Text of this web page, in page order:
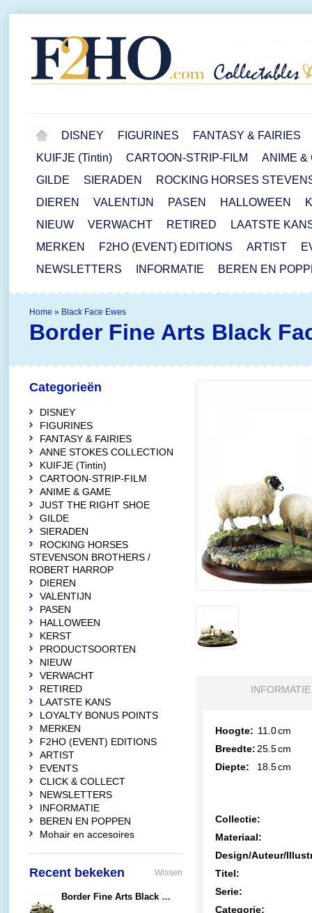
DISNEY FIGURINES
FANTASY & FAIRIES
KUIFJE (Tintin)
CARTOON-STRIP-FILM
ANIME &
GILDE
SIERADEN
ROCKING HORSES
DIEREN
VALENTIJN PASEN HALLOWEEN
NIEUW
VERWACHT RETIRED
LAATSTE
MERKEN
F2HO (EVENT) EDITIONS ARTIST
NEWSLETTERS
INFORMATIE BEREN EN
Home » Black Face Ewes
Border Fine Arts Black
INFORMATIE
Hoogte: 11.0cm
Breedte: 25.5cm
Diepte:
18.5cm
Collectie:
Materiaal:
Design/Auteur/
Titel:
Serie:
Categorie:
Categorieën
DISNEY
FIGURINES
FANTASY & FAIRIES
ANNE STOKES COLLECTION
KUIFJE (Tintin)
CARTOON-STRIP-FILM
ANIME & GAME
JUST THE RIGHT SHOE
GILDE
SIERADEN
ROCKING HORSES
STEVENSON BROTHERS /
ROBERT HARROP
DIEREN
VALENTIJN
PASEN
HALLOWEEN
KERST
PRODUCTSOORTEN
NIEUW
VERWACHT
RETIRED
LAATSTE KANS
LOYALTY BONUS POINTS
MERKEN
F2HO (EVENT) EDITIONS
ARTIST
EVENTS
CLICK & COLLECT
NEWSLETTERS
INFORMATIE
BEREN EN POPPEN
Mohair en accesoires
Recent bekeken Wissen
Border Fine Arts Black Face Ewes